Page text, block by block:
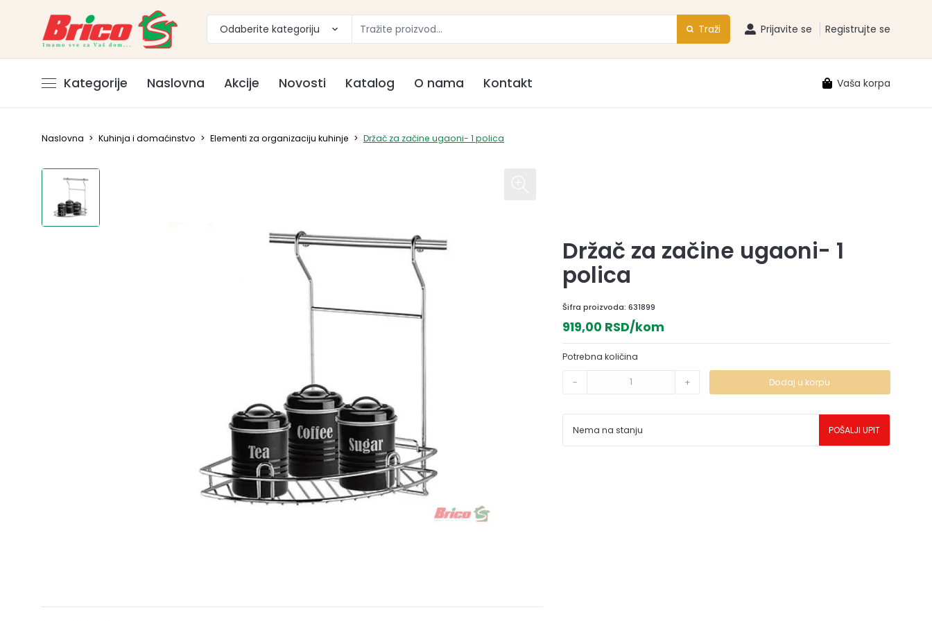
Odaberite kategoriju Traži Prijavite se Registrujte se
Kategorije Naslovna Akcije Novosti Katalog O nama Kontakt Vaša korpa
Naslovna > Kuhinja i domaćinstvo > Elementi za organizaciju kuhinje > Držač za začine ugaoni- 1 polica
Držač za začine ugaoni- 1
polica
Šifra proizvoda:631899
919,00 RSD/kom
Potrebna količina
- + Dodaj u korpu
Nema na stanju POŠALJI UPIT